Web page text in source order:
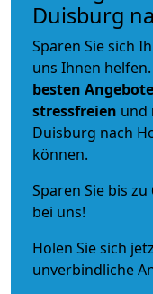
Duisburg
Sparen Sie sich
uns Ihnen
besten Angebote
stressfreien und
Duisburg nach
können.
Sparen Sie bis
bei uns!
Holen Sie sich
unverbindliche